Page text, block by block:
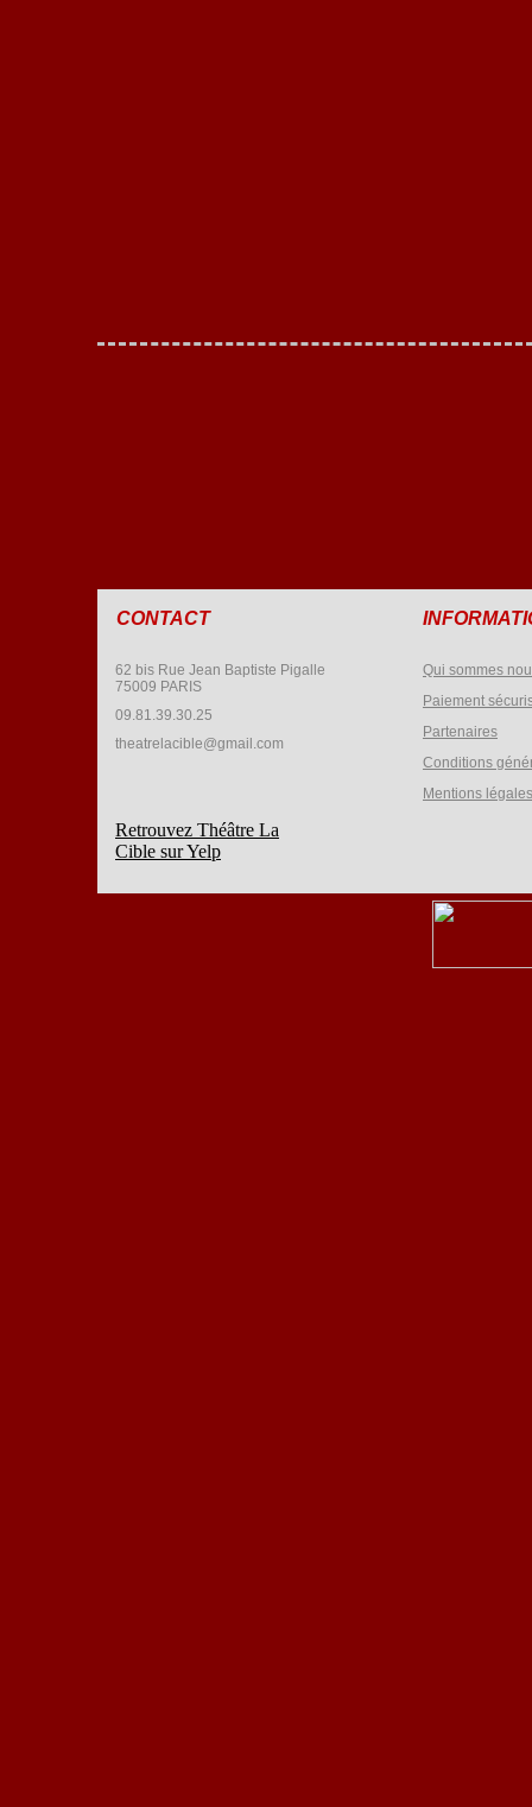
CONTACT
62 bis Rue Jean Baptiste Pigalle
75009 PARIS
09.81.39.30.25
theatrelacible@gmail.com
Retrouvez Théâtre La
Cible sur Yelp
Qui sommes
Paiement
Partenaires
Conditions
Mentions légales